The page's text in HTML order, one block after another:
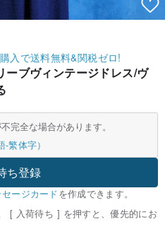
入で送料無料&関税ゼロ!
ーブヴィンテージドレス/ヴ
完全な場合があります。
繁体字）
ち登録
ージカードを作成できます。
[ 入荷待ち ] を押すと、優先的にお